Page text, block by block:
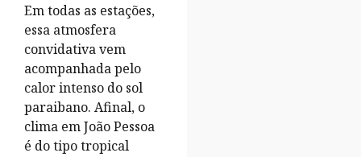
Em todas as estações,
essa atmosfera
convidativa vem
acompanhada pelo
calor intenso do sol
paraibano. Afinal, o
clima em João Pessoa
é do tipo tropical